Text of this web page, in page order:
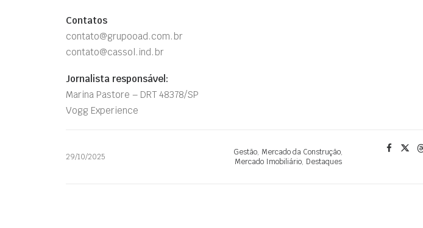
Contatos
contato@grupooad.com.br
contato@cassol.ind.br
Jornalista responsável:
Marina Pastore – DRT 48378/SP
Vogg Experience
29/10/2025 Gestão, Mercado da Construção,
Mercado Imobiliário, Destaques